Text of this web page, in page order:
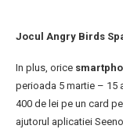
Jocul Angry Birds
In plus, orice
perioada 5 martie – 15
400 de lei pe un card
ajutorul aplicatiei